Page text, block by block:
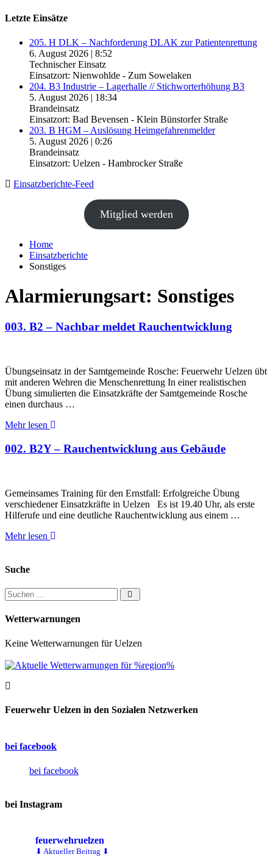
Letzte Einsätze
205. H DLK – Nachforderung DLAK zur Patientenrettung
6. August 2026 | 8:52
Technischer Einsatz
Einsatzort: Nienwohlde - Zum Sowelaken
204. B3 Industrie – Lagerhalle // Stichworterhöhung B3
5. August 2026 | 18:34
Brandeinsatz
Einsatzort: Bad Bevensen - Klein Bünstorfer Straße
203. B HGM – Auslösung Heimgefahrenmelder
5. August 2026 | 0:26
Brandeinsatz
Einsatzort: Uelzen - Hambrocker Straße
Einsatzberichte-Feed
Mitglied werden
Home
Einsatzberichte
Sonstiges
Alarmierungsart: Sonstiges
003. B2 – Nachbar meldet Rauchentwicklung
Übungseinsatz in der Samtgemeinde Rosche: Feuerwehr Uelzen übt
mit anderen Wehren die Menschenrettung In einer realistischen
Übung simulierten die Einsatzkräfte der Samtgemeinde Rosche
einen durchaus …
Mehr lesen
002. B2Y – Rauchentwicklung aus Gebäude
Gemeinsames Training für den Ernstfall: Erfolgreiche Übung
verschiedener Einsatzkräfte in Uelzen Es ist 19.40 Uhr, als erste
Hilferufe und eine deutliche Rauchentwicklung aus einem …
Mehr lesen
Suche
Suchen nach:
Wetterwarnungen
Keine Wetterwarnungen für Uelzen
Feuerwehr Uelzen in den Sozialen Netzwerken
bei facebook
bei facebook
bei Instagram
feuerwehruelzen
⬇ Aktueller Beitrag ⬇